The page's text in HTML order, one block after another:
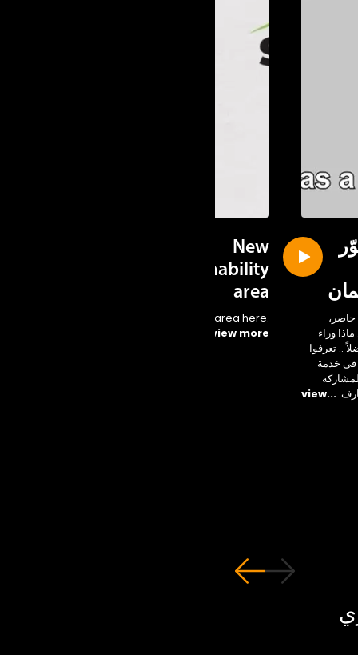
وراء
.. تعرفوا
في خدمة
...view
New
Sustainability
area
Access the new area here.
...view more